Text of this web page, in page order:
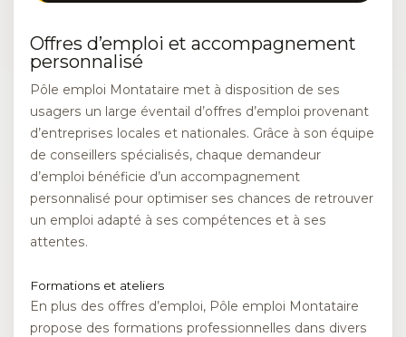
Offres d’emploi et accompagnement
personnalisé
Pôle emploi Montataire met à disposition de ses
usagers un large éventail d’offres d’emploi provenant
d’entreprises locales et nationales. Grâce à son équipe
de conseillers spécialisés, chaque demandeur
d’emploi bénéficie d’un accompagnement
personnalisé pour optimiser ses chances de retrouver
un emploi adapté à ses compétences et à ses
attentes.
Formations et ateliers
En plus des offres d’emploi, Pôle emploi Montataire
propose des formations professionnelles dans divers